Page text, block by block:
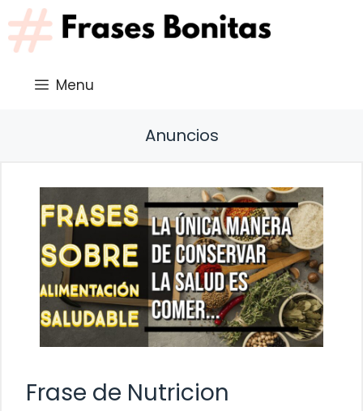
Saltar
al
contenido
Menu
Anuncios
Frase de Nutricion